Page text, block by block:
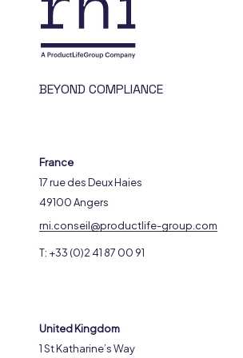
BEYOND COMPLIANCE
France
17 rue des Deux Haies
49100 Angers
rni.conseil@productlife-group.com
T: +33 (0)2 41 87 00 91
United Kingdom
1 St Katharine’s Way